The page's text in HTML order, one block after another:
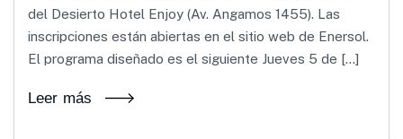
del Desierto Hotel Enjoy (Av. Angamos 1455). Las
inscripciones están abiertas en el sitio web de Enersol.
El programa diseñado es el siguiente Jueves 5 de […]
Leer más